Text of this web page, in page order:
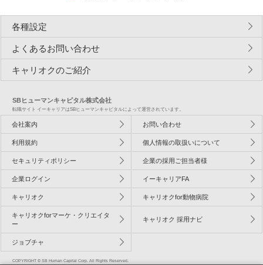
各種設定
よくあるお問い合わせ
キャリオクのご紹介
SBヒューマンキャピタル株式会社
転職サイト イーキャリアはSBヒューマンキャピタルによって運営されています。
会社案内 お問い合わせ
利用規約 個人情報の取扱いについて
セキュリティポリシー 企業の採用ご担当者様
企業ログイン イーキャリアFA
キャリオク キャリオクfor動物病院
キャリオクforマーケ・クリエイタ
ー
キャリオク 採用ナビ
ジョブチャ
COPYRIGHT © SB Human Capital Corp. All Rights Reserved.